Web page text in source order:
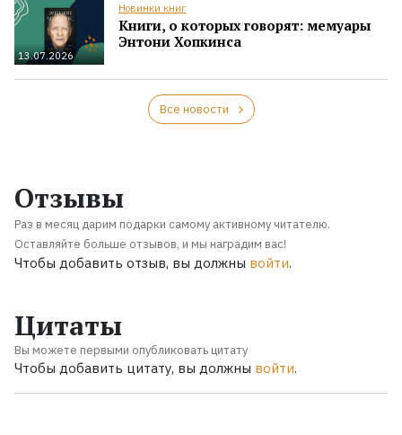
13.07.2026
Новинки книг
Книги, о которых говорят: мемуары
Энтони Хопкинса
Все новости
Отзывы
Раз в месяц дарим подарки самому активному читателю.
Оставляйте больше отзывов, и мы наградим вас!
Чтобы добавить отзыв, вы должны войти.
Цитаты
Вы можете первыми опубликовать цитату
Чтобы добавить цитату, вы должны войти.